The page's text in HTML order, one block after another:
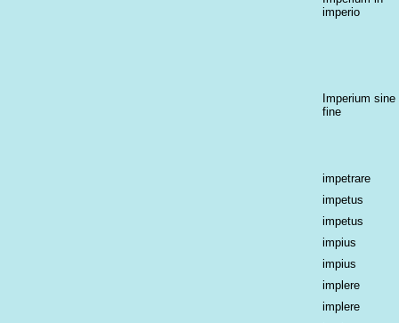
imperio
Imperium sine
fine
impetrare
impetus
impetus
impius
impius
implere
implere